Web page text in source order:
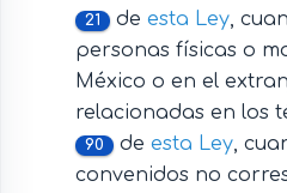
21 de esta Ley,
personas físicas o
México o en el
relacionadas en los
90 de esta Ley,
convenidos no